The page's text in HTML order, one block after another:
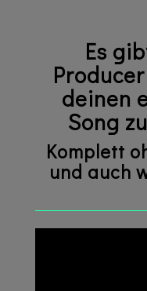
Es
deinen
Song
Komplett
und auch